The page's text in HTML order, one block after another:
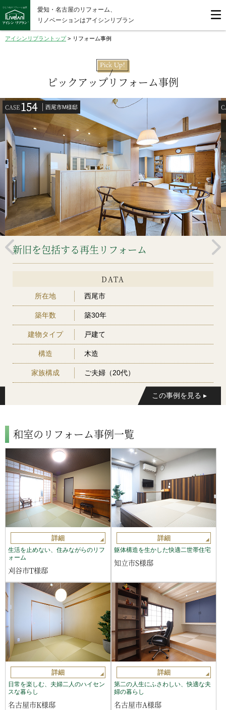
愛知・名古屋のリフォーム、
リノベーションはアイシンリブラン
アイシンリブラントップ> リフォーム事例
ピックアップリフォーム事例
CASE154 西尾市M様邸
新旧を包括する再生リフォーム
DATA
所在地 西尾市
築年数 築30年
建物タイプ 戸建て
構造 木造
家族構成 ご夫婦（20代）
和室のリフォーム事例一覧
詳細
生活を止めない、住みながらのリフ
ォーム
刈谷市T様邸
詳細
躯体構造を生かした快適二世帯住宅
知立市S様邸
詳細
日常を楽しむ、夫婦二人のハイセン
スな暮らし
名古屋市K様邸
詳細
第二の人生にふさわしい、快適な夫
婦の暮らし
名古屋市A様邸